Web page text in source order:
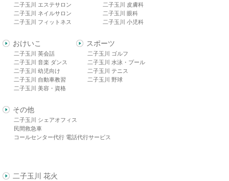
二子玉川 エステサロン
二子玉川 ネイルサロン
二子玉川 フィットネス
二子玉川 皮膚科
二子玉川 眼科
二子玉川 小児科
おけいこ
二子玉川 英会話
二子玉川 音楽 ダンス
二子玉川 幼児向け
二子玉川 自動車教習
二子玉川 美容・資格
スポーツ
二子玉川 ゴルフ
二子玉川 水泳・プール
二子玉川 テニス
二子玉川 野球
その他
二子玉川 シェアオフィス
民間救急車
コールセンター代行 電話代行サービス
二子玉川 花火